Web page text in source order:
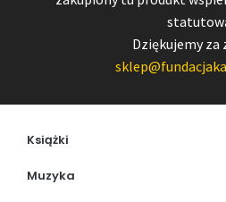
Dziękujemy za
Książki
Muzyka